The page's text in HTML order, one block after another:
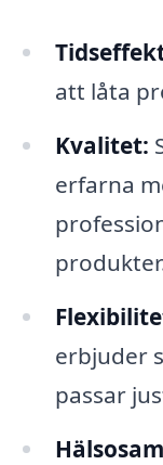
att låta
Kvalitet:
erfarna
erbjuder
passar